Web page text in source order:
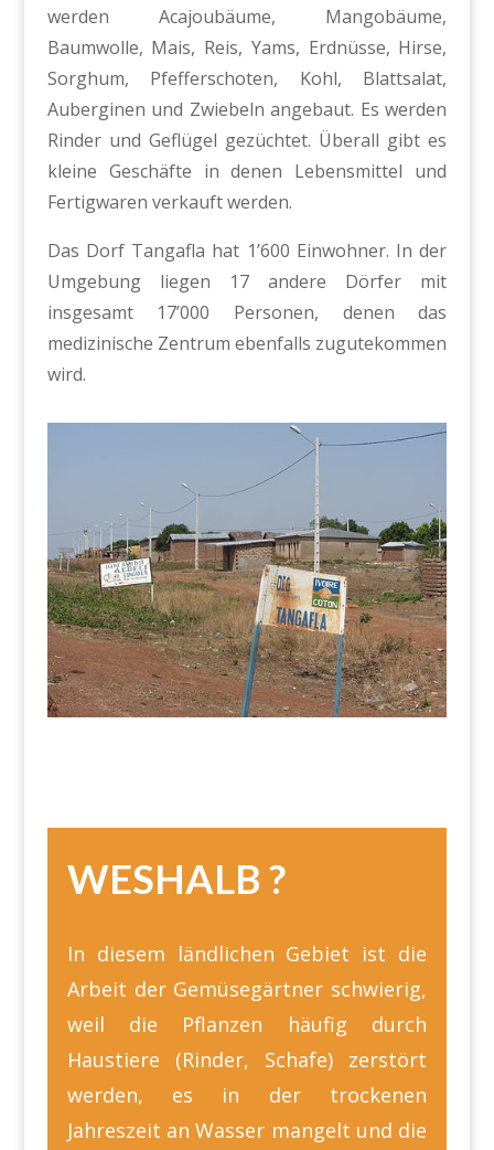
werden Acajoubäume, Mangobäume,
Baumwolle, Mais, Reis, Yams, Erdnüsse, Hirse,
Sorghum, Pfefferschoten, Kohl, Blattsalat,
Auberginen und Zwiebeln angebaut. Es werden
Rinder und Geflügel gezüchtet. Überall gibt es
kleine Geschäfte in denen Lebensmittel und
Fertigwaren verkauft werden.
Das Dorf Tangafla hat 1’600 Einwohner. In der
Umgebung liegen 17 andere Dörfer mit
insgesamt 17’000 Personen, denen das
medizinische Zentrum ebenfalls zugutekommen
wird.
WESHALB ?
In diesem ländlichen Gebiet ist die
Arbeit der Gemüsegärtner schwierig,
weil die Pflanzen häufig durch
Haustiere (Rinder, Schafe) zerstört
werden, es in der trockenen
Jahreszeit an Wasser mangelt und die